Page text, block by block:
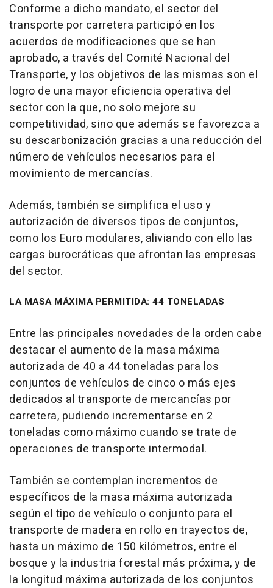
Conforme a dicho mandato, el sector del
transporte por carretera participó en los
acuerdos de modificaciones que se han
aprobado, a través del Comité Nacional del
Transporte, y los objetivos de las mismas son el
logro de una mayor eficiencia operativa del
sector con la que, no solo mejore su
competitividad, sino que además se favorezca a
su descarbonización gracias a una reducción del
número de vehículos necesarios para el
movimiento de mercancías.
Además, también se simplifica el uso y
autorización de diversos tipos de conjuntos,
como los Euro modulares, aliviando con ello las
cargas burocráticas que afrontan las empresas
del sector.
LA MASA MÁXIMA PERMITIDA: 44 TONELADAS
Entre las principales novedades de la orden cabe
destacar el aumento de la masa máxima
autorizada de 40 a 44 toneladas para los
conjuntos de vehículos de cinco o más ejes
dedicados al transporte de mercancías por
carretera, pudiendo incrementarse en 2
toneladas como máximo cuando se trate de
operaciones de transporte intermodal.
También se contemplan incrementos de
específicos de la masa máxima autorizada
según el tipo de vehículo o conjunto para el
transporte de madera en rollo en trayectos de,
hasta un máximo de 150 kilómetros, entre el
bosque y la industria forestal más próxima, y de
la longitud máxima autorizada de los conjuntos